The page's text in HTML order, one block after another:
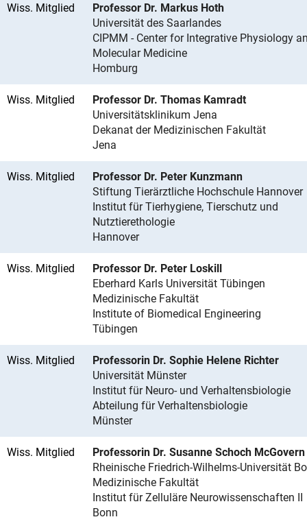
Wiss. Mitglied
Professor Dr. Markus Hoth
Universität des Saarlandes
CIPMM - Center for Integrative Physiology
Molecular Medicine
Homburg
Wiss. Mitglied
Professor Dr. Thomas Kamradt
Universitätsklinikum Jena
Dekanat der Medizinischen Fakultät
Jena
Wiss. Mitglied
Professor Dr. Peter Kunzmann
Stiftung Tierärztliche Hochschule Hannover
Institut für Tierhygiene, Tierschutz und
Nutztierethologie
Hannover
Wiss. Mitglied
Professor Dr. Peter Loskill
Eberhard Karls Universität Tübingen
Medizinische Fakultät
Institute of Biomedical Engineering
Tübingen
Wiss. Mitglied
Professorin Dr. Sophie Helene Richter
Universität Münster
Institut für Neuro- und Verhaltensbiologie
Abteilung für Verhaltensbiologie
Münster
Wiss. Mitglied
Professorin Dr. Susanne Schoch McGovern
Rheinische Friedrich-Wilhelms-Universität
Medizinische Fakultät
Institut für Zelluläre Neurowissenschaften II
Bonn